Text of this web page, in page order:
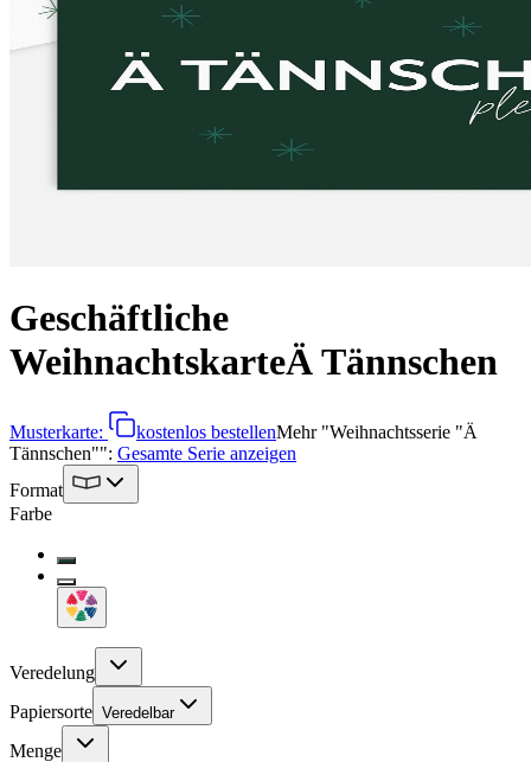
Geschäftliche
WeihnachtskarteÄ Tännschen
Musterkarte: kostenlos bestellenMehr"Weihnachtsserie "Ä
Tännschen"": Gesamte Serie anzeigen
Format
Farbe
Veredelung
Papiersorte Veredelbar
Menge